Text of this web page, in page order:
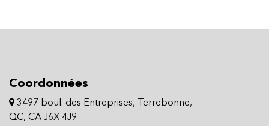
Coordonnées
3497 boul. des Entreprises, Terrebonne,
QC, CA J6X 4J9